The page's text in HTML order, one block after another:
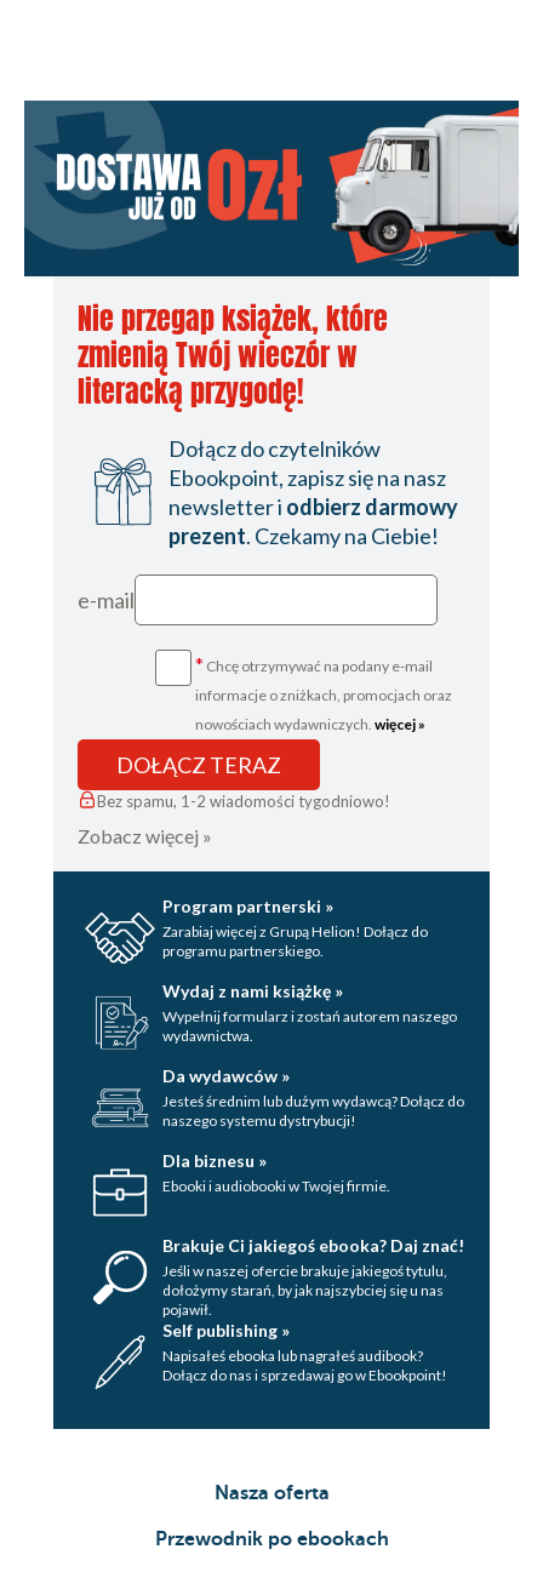
Nie przegap książek, które
zmienią Twój wieczór w
literacką przygodę!
Dołącz do czytelników
Ebookpoint, zapisz się na nasz
newsletter i odbierz darmowy
prezent. Czekamy na Ciebie!
e-mail
* Chcę otrzymywać na podany e-mail
informacje o zniżkach, promocjach oraz
nowościach wydawniczych. więcej »
DOŁĄCZ TERAZ
Bez spamu, 1-2 wiadomości tygodniowo!
Zobacz więcej »
Program partnerski »
Zarabiaj więcej z Grupą Helion! Dołącz do
programu partnerskiego.
Wydaj z nami książkę »
Wypełnij formularz i zostań autorem naszego
wydawnictwa.
Da wydawców »
Jesteś średnim lub dużym wydawcą? Dołącz do
naszego systemu dystrybucji!
Dla biznesu »
Ebooki i audiobooki w Twojej firmie.
Brakuje Ci jakiegoś ebooka? Daj znać!
Jeśli w naszej ofercie brakuje jakiegoś tytulu,
dołożymy starań, by jak najszybciej się u nas
pojawił.
Self publishing »
Napisałeś ebooka lub nagrałeś audibook?
Dołącz do nas i sprzedawaj go w Ebookpoint!
Nasza oferta
Przewodnik po ebookach